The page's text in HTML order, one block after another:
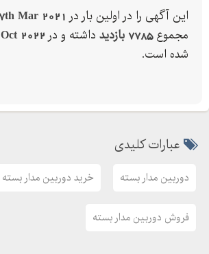
نظارت تصویری کارآمد شوید و در عین حال
ها و کارایی را برقرار کنید ، با پردازش ابری سبز
ما برای هر کدام از خواسته های فوق بهترین
این آگهی را در اولین بار در 7th Mar 2021
مجموع7785 بازدید داشته و در 2022
شده است.
عبارات کلیدی
دوربین مدار بسته خرید دوربین مدار بسته
فروش دوربین مدار بسته